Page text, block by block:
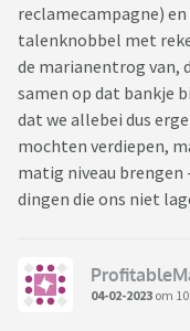
reclamecampagne)
talenknobbel met
de marianentrog van,
samen op dat bankje
dat we allebei dus
mochten verdiepen,
matig niveau
dingen die ons niet
04-02-2023 om